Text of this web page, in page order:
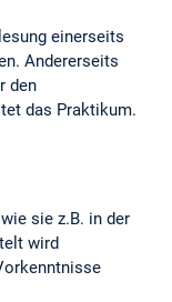
einerseits
Andererseits
den
das Praktikum.
sie z.B. in der
wird